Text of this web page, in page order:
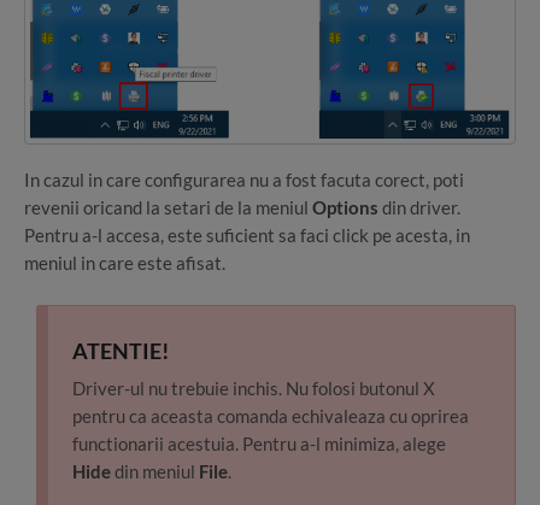
In cazul in care configurarea nu a fost facuta corect, poti
revenii oricand la setari de la meniul Options din driver.
Pentru a-l accesa, este suficient sa faci click pe acesta, in
meniul in care este afisat.
ATENTIE!
Driver-ul nu trebuie inchis. Nu folosi butonul X
pentru ca aceasta comanda echivaleaza cu oprirea
functionarii acestuia. Pentru a-l minimiza, alege
Hidedin meniul File.